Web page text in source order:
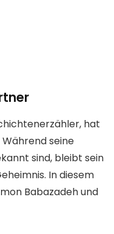
hat
seine
sind, bleibt sein
In diesem
Babazadeh und